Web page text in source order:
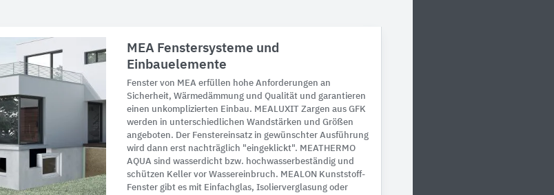
MEA Fenstersysteme und
Einbauelemente
Fenster von MEA erfüllen hohe Anforderungen an
Sicherheit, Wärmedämmung und Qualität und garantieren
einen unkomplizierten Einbau. MEALUXIT Zargen aus GFK
werden in unterschiedlichen Wandstärken und Größen
angeboten. Der Fenstereinsatz in gewünschter Ausführung
wird dann erst nachträglich "eingeklickt". MEATHERMO
AQUA sind wasserdicht bzw. hochwasserbeständig und
schützen Keller vor Wassereinbruch. MEALON Kunststoff-
Fenster gibt es mit Einfachglas, Isolierverglasung oder